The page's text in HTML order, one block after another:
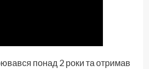
понад 2 роки та отримав